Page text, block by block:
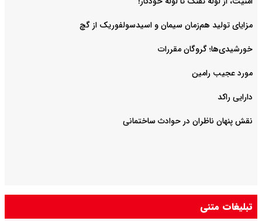
مزایای تولید هم‌زمان سیمان و اسیدسولفوریک از گچ
خورشیدی‌ها؛ گروگان مقررات
مورد عجیب رامین
دارایی راکد
نقش پنهان ناظران در حوادث ساختمانی
تبلیغات متنی